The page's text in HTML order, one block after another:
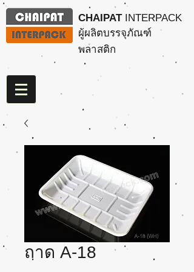
CHAIPATINTERPACK
ผู้ผลิตบรรจุภัณฑ์
พลาสติก
ถาด A-18